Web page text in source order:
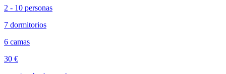
2 - 10 personas
7 dormitorios
6 camas
30 €